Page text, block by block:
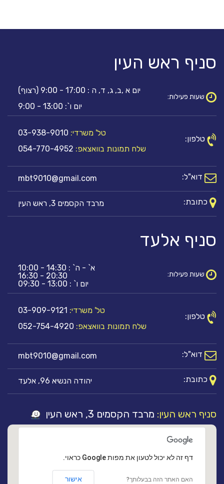
סניף ראש העין
שעות פעילות:
יום א ,ב, ג, ד, ה : 17:00 - 9:00 (רצוף)
יום ו`: 13:00 - 9:00
טלפון:
טל' משרדי: 03-938-9010
שלח תמונות בוואצאפ: 054-770-4952
דוא"ל: mbt9010@gmail.com
כתובת: מרבד הקסמים 3, ראש העין
סניף אלעד
שעות פעילות:
א` - ה` : 14:30 - 10:00
20:30 - 16:30
יום ו` : 13:00 - 09:30
טלפון:
טל' משרדי: 03-909-9121
שלח תמונות בוואצאפ: 052-754-4920
דוא"ל: mbt9010@gmail.com
כתובת: יהודה הנשיא 96, אלעד
סניף ראש העין: מרבד הקסמים 3, ראש העין
‏דף זה לא יכול לטעון את מפות Google כראוי.
האם האתר הזה בבעלותך? אישור